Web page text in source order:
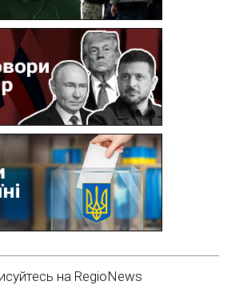
на RegioNews